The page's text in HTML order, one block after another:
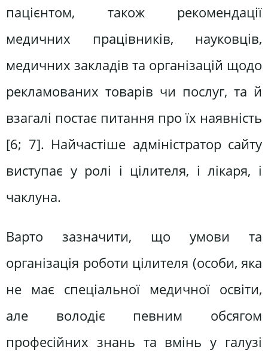
пацієнтом, також рекомендації
медичних працівників, науковців,
медичних закладів та організацій щодо
рекламованих товарів чи послуг, та й
взагалі постає питання про їх наявність
[6; 7]. Найчастіше адміністратор сайту
виступає у ролі і цілителя, і лікаря, і
чаклуна.
Варто зазначити, що умови та
організація роботи цілителя (особи, яка
не має спеціальної медичної освіти,
але володіє певним обсягом
професійних знань та вмінь у галузі